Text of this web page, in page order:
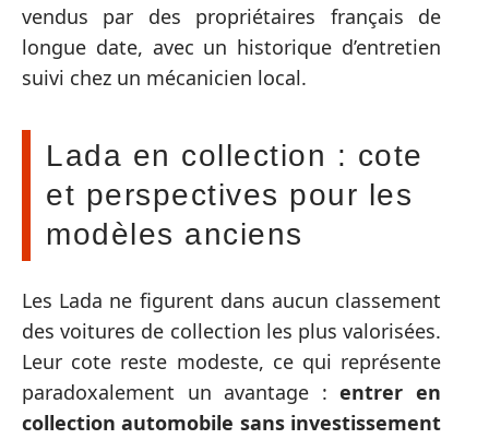
vendus par des propriétaires français de
longue date, avec un historique d’entretien
suivi chez un mécanicien local.
Lada en collection : cote
et perspectives pour les
modèles anciens
Les Lada ne figurent dans aucun classement
des voitures de collection les plus valorisées.
Leur cote reste modeste, ce qui représente
paradoxalement un avantage :entrer en
collection automobile sans investissement